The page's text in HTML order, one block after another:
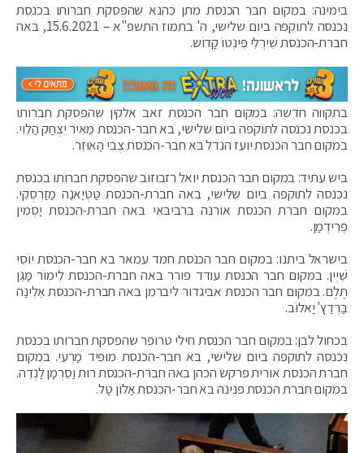
בימינה: במקום חבר הכנסת מתן כהנא שהפסקת חברותו בכנסת
נכנסה לתוקפה ביום שלישי, ה' בתמוז התשפ"א – 15.6.2021, באה
חברת-הכנסת שִׁירְלִי פִּינְטוֹ קַדוֹש.
בתקווה חדשה: במקום חבר הכנסת זאב אלקין שהפסקת חברותו
בכנסת נכנסה לתוקפה ביום שלישי, בא חבר-הכנסת מֵאִיר יִצְחַק הַלֵוִי.
במקום חבר הכנסת יועז הנדל בא חבר-הכנסת צְבִי הַאוּזֵר.
ביש עתיד: במקום חבר הכנסת יואל רזבוזוב שהפסקת חברותו בכנסת
נכנסה לתוקפה ביום שלישי, באה חברת-הכנסת טַטְיַאנַה מַזַרְסְקִי.
במקום חברת הכנסת אורנה ברביבאי באה חברת-הכנסת יַסְמִין
פְרִידְמַן.
בישראל ביתנו: במקום חבר הכנסת חמד עמאר בא חבר-הכנסת יוֹסִי
שֵׁיְין. במקום חבר הכנסת עודד פורר באה חברת-הכנסת לִימוֹר מַגֵן
תֶּלֶם. במקום חבר הכנסת אביגדור ליברמן באה חברת-הכנסת אֵלִינַה
בַּרְדַץ' יַאלוֹב.
בכחול לבן: במקום חבר הכנסת חילי טרופר שהפסקת חברותו בכנסת
נכנסה לתוקפה ביום שלישי, בא חבר-הכנסת מוּפִיד מַרְעִי. במקום
חברת הכנסת אורית פרקש הכהן באה חברת-הכנסת רוּת וַסֵרְמַן לַנְדֵה.
במקום חברת הכנסת פנינה בא חבר-הכנסת אַלוֹן טַל.